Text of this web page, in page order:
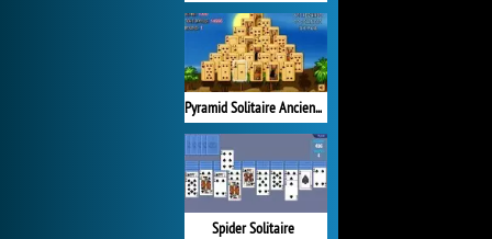
Pyramid Solitaire Ancient Egypt
Spider Solitaire